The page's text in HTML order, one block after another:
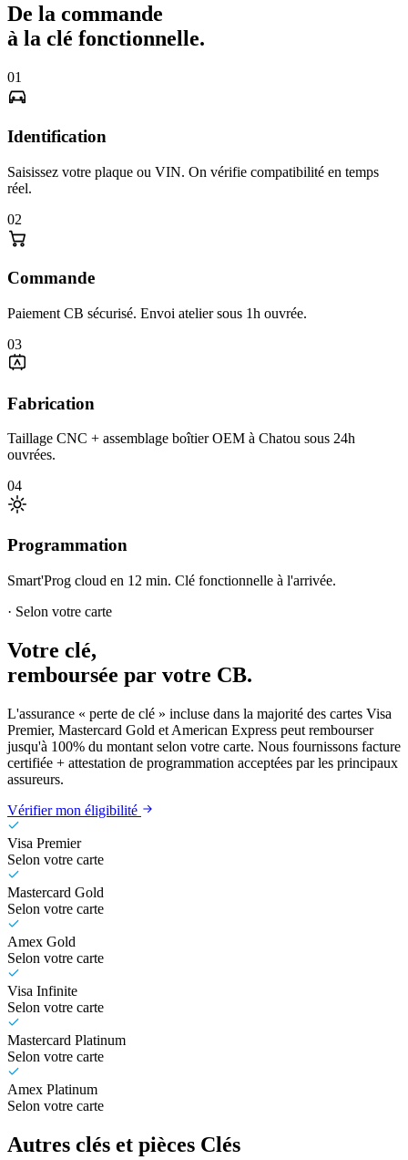
De la commande
à la clé fonctionnelle.
01
Identification
Saisissez votre plaque ou VIN. On vérifie compatibilité en temps
réel.
02
Commande
Paiement CB sécurisé. Envoi atelier sous 1h ouvrée.
03
Fabrication
Taillage CNC + assemblage boîtier OEM à Chatou sous 24h
ouvrées.
04
Programmation
Smart'Prog cloud en 12 min. Clé fonctionnelle à l'arrivée.
· Selon votre carte
Votre clé,
remboursée par votre CB.
L'assurance « perte de clé » incluse dans la majorité des cartes Visa
Premier, Mastercard Gold et American Express peut rembourser
jusqu'à 100% du montant selon votre carte. Nous fournissons facture
certifiée + attestation de programmation acceptées par les principaux
assureurs.
Vérifier mon éligibilité
Visa Premier
Selon votre carte
Mastercard Gold
Selon votre carte
Amex Gold
Selon votre carte
Visa Infinite
Selon votre carte
Mastercard Platinum
Selon votre carte
Amex Platinum
Selon votre carte
Autres clés et pièces Clés